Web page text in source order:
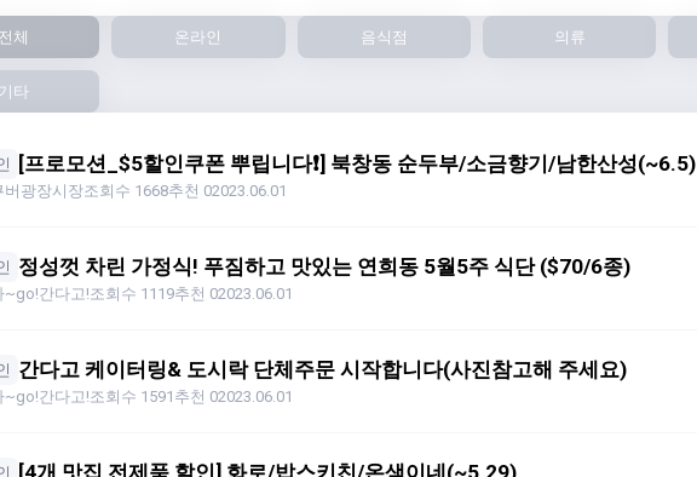
체 온라인 음식점 의류
타
[프로모션_$5할인쿠폰 뿌립니다❗️] 북창동 순두부/소금향기/남한산성(~6.5)
버광장시장조회수 1668추천 02023.06.01
정성껏 차린 가정식! 푸짐하고 맛있는 연희동 5월5주 식단 ($70/6종)
~go!간다고!조회수 1119추천 02023.06.01
간다고 케이터링& 도시락 단체주문 시작합니다(사진참고해 주세요)
~go!간다고!조회수 1591 추천 02023.06.01